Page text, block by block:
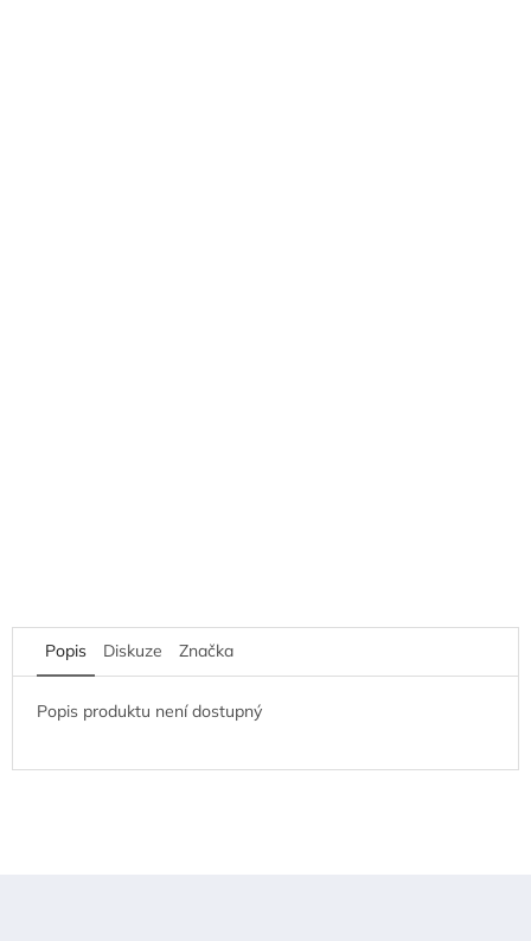
Popis Diskuze Značka
Popis produktu není dostupný